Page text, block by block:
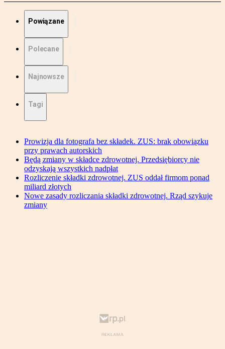
Powiązane
Polecane
Najnowsze
Tagi
Prowizja dla fotografa bez składek. ZUS: brak obowiązku
przy prawach autorskich
Będą zmiany w składce zdrowotnej. Przedsiębiorcy nie
odzyskają wszystkich nadpłat
Rozliczenie składki zdrowotnej. ZUS oddał firmom ponad
miliard złotych
Nowe zasady rozliczania składki zdrowotnej. Rząd szykuje
zmiany